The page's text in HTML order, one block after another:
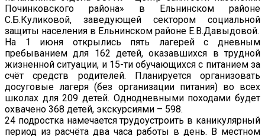
Починковского района» в Ельнинском районе
С.Б.Куликовой, заведующей сектором социальной
защиты населения в Ельнинском районе Е.В.Давыдовой.
На 1 июня открылись пять лагерей с дневным
пребыванием для 162 детей, оказавшихся в трудной
жизненной ситуации, и 15-ти обучающихся с питанием за
счёт средств родителей. Планируется организовать
досуговые лагеря (без организации питания) во всех
школах для 209 детей. Однодневными походами будет
охвачено 368 детей, экскурсиями – 598.
24 подростка намечается трудоустроить в каникулярный
период из расчёта два часа работы в день. В местном